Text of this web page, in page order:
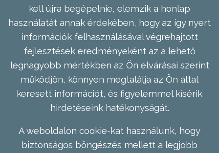
kell újra begépelnie, elemzik a honlap
használatát annak érdekében, hogy az így nyert
információk felhasználásával végrehajtott
fejlesztések eredményeként az a lehető
legnagyobb mértékben az Ön elvárásai szerint
működjön, könnyen megtalálja az Ön által
keresett információt, és figyelemmel kísérik
hirdetéseink hatékonyságát.
A weboldalon cookie-kat használunk, hogy
biztonságos böngészés mellett a legjobb